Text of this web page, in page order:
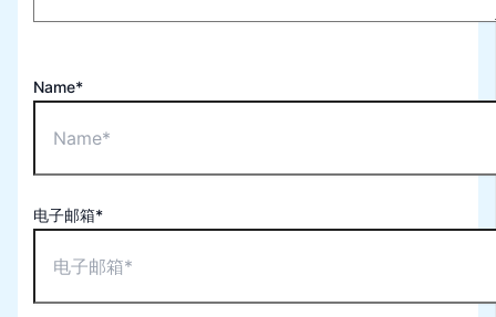
Name*
电子邮箱*